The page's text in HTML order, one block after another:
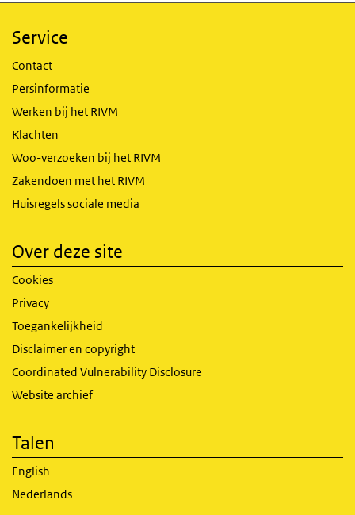
Service
Contact
Persinformatie
Werken bij het RIVM
Klachten
Woo-verzoeken bij het RIVM
Zakendoen met het RIVM
Huisregels sociale media
Over deze site
Cookies
Privacy
Toegankelijkheid
Disclaimer en copyright
Coordinated Vulnerability Disclosure
Website archief
Talen
English
Nederlands